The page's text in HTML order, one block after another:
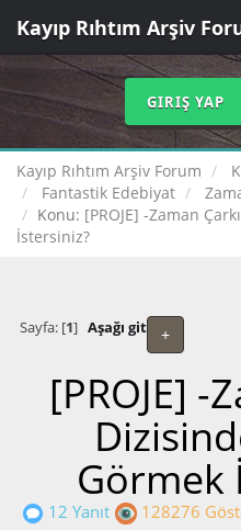
Kayıp Rıhtım Arşiv
GIRIŞ YAP
Kayıp Rıhtım Arşiv Forum
Fantastik Edebiyat
Konu: [PROJE] -Zaman
İstersiniz?
+
Sayfa: [1] Aşağı git
[PROJE] -
Görmek
12 Yanıt 128276